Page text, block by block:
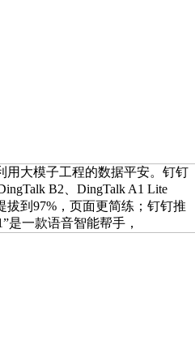
用大模子工程的数据平安。钉钉
B2、DingTalk A1 Lite
到97%，页面更简练；钉钉推
是一款语音智能帮手，